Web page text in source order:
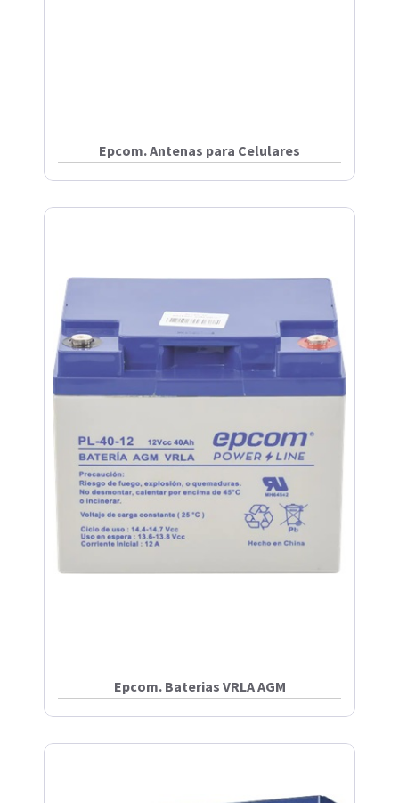
Epcom. Antenas para Celulares
Epcom. Baterias VRLA AGM